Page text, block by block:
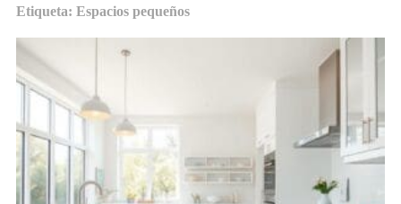
Etiqueta: Espacios pequeños